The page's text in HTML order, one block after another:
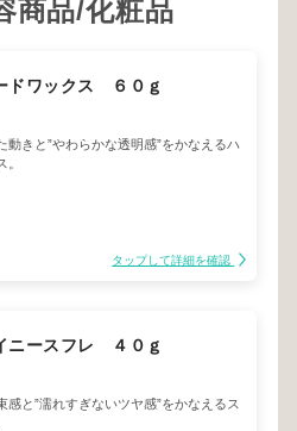
商品/化粧品
ドワックス ６０ｇ
動きと”やわらかな透明感”をかなえるハ
。
タップして詳細を確認
ニースフレ ４０ｇ
感と”濡れすぎないツヤ感”をかなえるス